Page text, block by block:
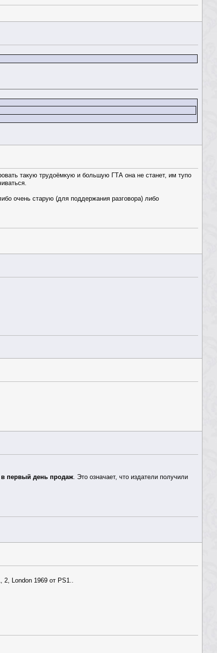
такую трудоёмкую и большую ГТА она не станет, им тупо
очень старую (для поддержания разговора) либо
в первый день продаж. Это означает, что издатели получили
London 1969 от PS1..